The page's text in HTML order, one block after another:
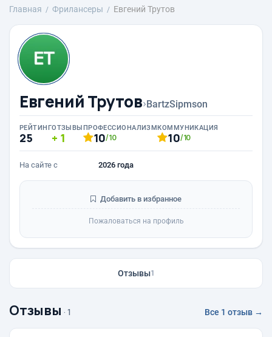
Главная Фрилансеры Евгений Трутов
Евгений Трутов›BartzSipmson
РЕЙТИНГ
25
ОТЗЫВЫ
1
ПРОФЕССИОНАЛИЗМ
10/10
КОММУНИКАЦИЯ
10/10
На сайте с 2026 года
Добавить в избранное
Пожаловаться на профиль
Отзывы1
Отзывы · 1 Все 1 отзыв →